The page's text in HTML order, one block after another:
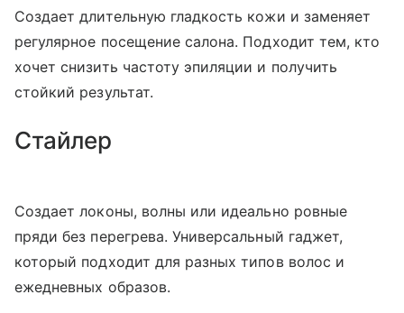
Создает длительную гладкость кожи и заменяет
регулярное посещение салона. Подходит тем, кто
хочет снизить частоту эпиляции и получить
стойкий результат.
Стайлер
Создает локоны, волны или идеально ровные
пряди без перегрева. Универсальный гаджет,
который подходит для разных типов волос и
ежедневных образов.